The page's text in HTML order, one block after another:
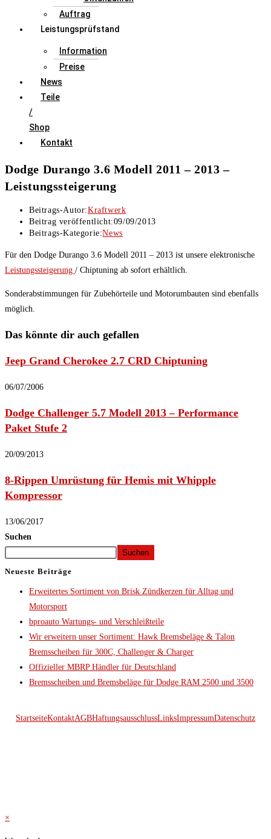
Auftrag
Leistungsprüfstand
Information
Preise
News
Teile
/
Shop
Kontakt
Dodge Durango 3.6 Modell 2011 – 2013 –
Leistungssteigerung
Beitrags-Autor:Kraftwerk
Beitrag veröffentlicht:09/09/2013
Beitrags-Kategorie:News
Für den Dodge Durango 3.6 Modell 2011 – 2013 ist unsere elektronische
Leistungssteigerung / Chiptuning ab sofort erhältlich.
Sonderabstimmungen für Zubehörteile und Motorumbauten sind ebenfalls
möglich.
Das könnte dir auch gefallen
Jeep Grand Cherokee 2.7 CRD Chiptuning
06/07/2006
Dodge Challenger 5.7 Modell 2013 – Performance
Paket Stufe 2
20/09/2013
8-Rippen Umrüstung für Hemis mit Whipple
Kompressor
13/06/2017
Suchen
Suchen
Neueste Beiträge
Erweitertes Sortiment von Brisk Zündkerzen für Alltag und
Motorsport
bproauto Wartungs- und Verschleißteile
Wir erweitern unser Sortiment: Hawk Bremsbeläge & Talon
Bremsscheiben für 300C, Challenger & Charger
Offizieller MBRP Händler für Deutschland
Bremsscheiben und Bremsbeläge für Dodge RAM 2500 und 3500
StartseiteKontaktAGBHaftungsausschlussLinksImpressumDatenschutz
×